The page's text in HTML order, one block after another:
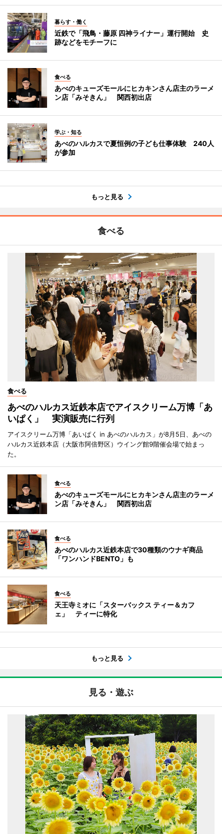
暮らす・働く
近鉄で「飛鳥・藤原 四神ライナー」運行開始 史
跡などをモチーフに
食べる
あべのキューズモールにヒカキンさん店主のラーメ
ン店「みそきん」 関西初出店
学ぶ・知る
あべのハルカスで夏恒例の子ども仕事体験 240人
が参加
もっと見る
食べる
食べる
あべのハルカス近鉄本店でアイスクリーム万博「あ
いぱく」 実演販売に行列
アイスクリーム万博「あいぱく in あべのハルカス」が8月5日、あべの
ハルカス近鉄本店（大阪市阿倍野区）ウイング館9階催会場で始まっ
た。
食べる
あべのキューズモールにヒカキンさん店主のラーメ
ン店「みそきん」 関西初出店
食べる
あべのハルカス近鉄本店で30種類のウナギ商品
「ワンハンドBENTO」も
食べる
天王寺ミオに「スターバックス ティー＆カフ
ェ」 ティーに特化
もっと見る
見る・遊ぶ